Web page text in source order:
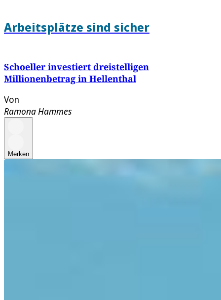
Arbeitsplätze sind sicher
Schoeller investiert dreistelligen
Millionenbetrag in Hellenthal
Von
Ramona Hammes
Merken